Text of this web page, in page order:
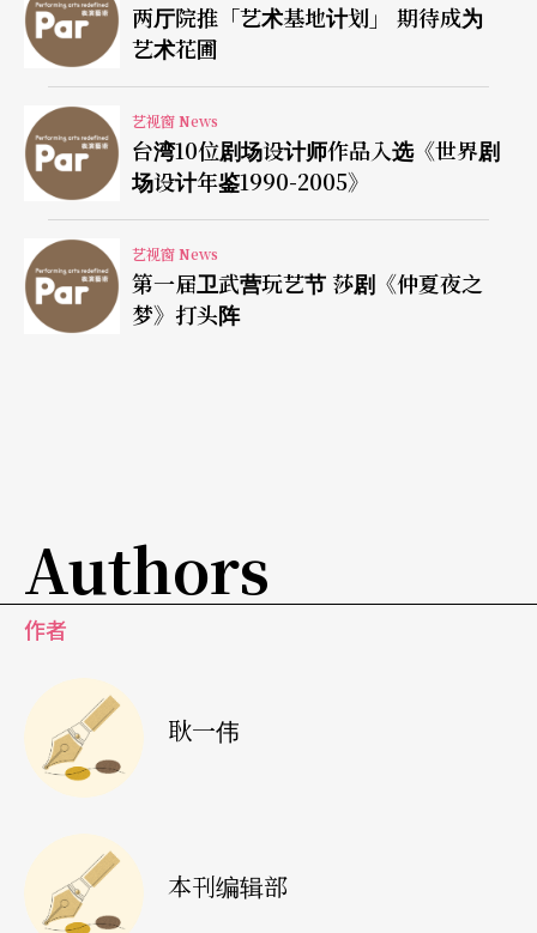
两厅院推「艺术基地计划」 期待成为
艺术花圃
艺视窗 News
台湾10位剧场设计师作品入选《世界剧
场设计年鉴1990-2005》
艺视窗 News
第一届卫武营玩艺节 莎剧《仲夏夜之
梦》打头阵
Authors
作者
耿一伟
本刊编辑部